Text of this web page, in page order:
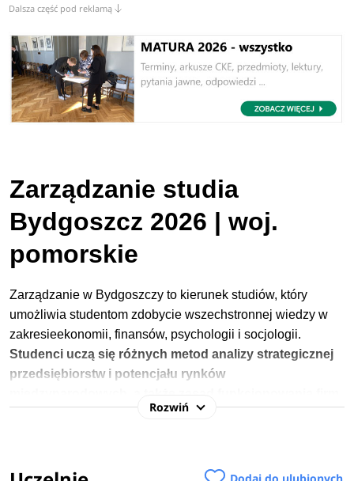
Dalsza część pod reklamą
Zarządzanie studia
Bydgoszcz 2026 | woj.
pomorskie
Zarządzanie w Bydgoszczy to kierunek studiów, który
umożliwia studentom zdobycie wszechstronnej wiedzy w
zakresieekonomii, finansów, psychologii i socjologii.
Studenci uczą się różnych metod analizy strategicznej
przedsiębiorstw i potencjału rynków
Poznają także różne modele
pozwoli absolwentom na dowolny rozwój zawodowy.
Rozwiń